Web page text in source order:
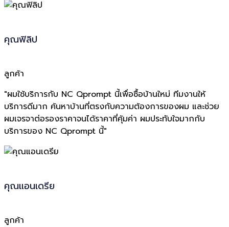
คุณฟิลิป
ลูกค้า
"ผมใช้บริการกับ NC Qprompt นี้เพื่อซื้อบ้านใหม่ ทีมงานให้
บริการดีมาก ค้นหาบ้านที่ตรงกับความต้องการของผม และช่วย
ผมเจรจาต่อรองราคาจนได้ราคาที่คุ้มค่า ผมประทับใจมากกับ
บริการของ NC Qprompt นี้"
คุณแอนเดรีย
ลูกค้า